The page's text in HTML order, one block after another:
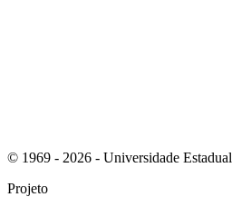
© 1969 - 2026 - Universidade
Projeto